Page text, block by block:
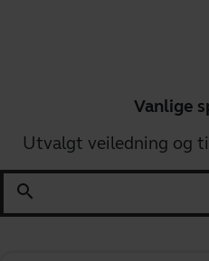
Vanlige
Utvalgt veiledning og
search